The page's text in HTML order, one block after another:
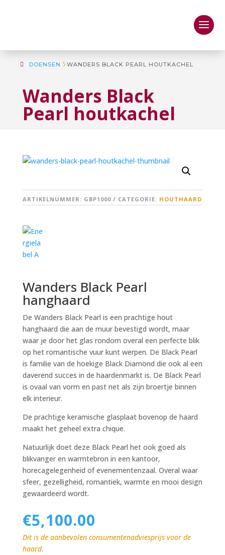
DOENSEN 5 WANDERS BLACK PEARL HOUTKACHEL
Wanders Black
Pearl houtkachel
ARTIKELNUMMER: GBP1000 CATEGORIE: HOUTHAARD
Wanders Black Pearl
hanghaard
De Wanders Black Pearl is een prachtige hout
hanghaard die aan de muur bevestigd wordt, maar
waar je door het glas rondom overal een perfecte blik
op het romantische vuur kunt werpen. De Black Pearl
is familie van de hoekige Black Diamond die ook al een
daverend succes in de haardenmarkt is. De Black Pearl
is ovaal van vorm en past net als zijn broertje binnen
elk interieur.
De prachtige keramische glasplaat bovenop de haard
maakt het geheel extra chique.
Natuurlijk doet deze Black Pearl het ook goed als
blikvanger en warmtebron in een kantoor,
horecagelegenheid of evenementenzaal. Overal waar
sfeer, gezelligheid, romantiek, warmte en mooi design
gewaardeerd wordt.
€5,100.00
Dit is de aanbevolen consumentenadviesprijs voor de
haard.